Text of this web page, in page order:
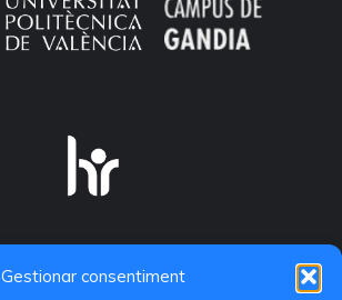
Gestionar consentiment